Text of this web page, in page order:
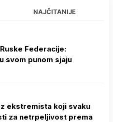
NAJČITANIJE
Federacije:
svom punom sjaju
ekstremista koji svaku
za netrpeljivost prema